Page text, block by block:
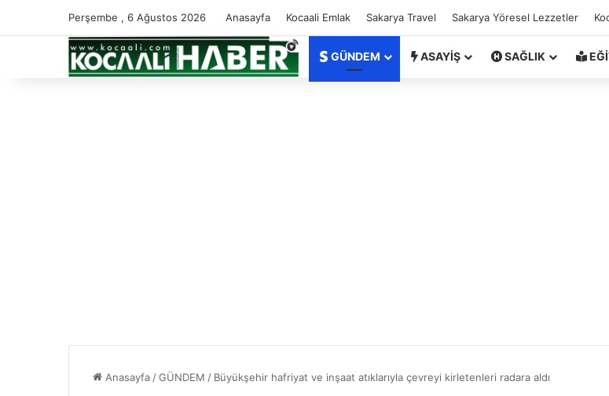
Perşembe , 6 Ağustos 2026 Anasayfa Kocaali Emlak Sakarya Travel Sakarya Yöresel Lezzetler
GÜNDEM ASAYİŞ SAĞLIK
Anasayfa /GÜNDEM / Büyükşehir hafriyat ve inşaat atıklarıyla çevreyi kirletenleri radara aldı